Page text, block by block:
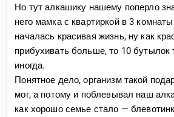
Раздражало, потому что это
«экономикиобнищания» населения –
разнообразия большинству, так еще
цену авто закладывают уже почти
и в цену топлива (60%)...фак.
Не, я конечно понимаю, что модель,
власти (основанную на реформах
10-ым началась сдуваться ,но что
Но тут алкашику нашему поперло
него мамка с квартиркой в 3
началась красивая жизнь, ну как
прибухивать больше, то 10 бутылок
иногда.
Понятное дело, организм такой
мог, а потому и поблевывал наш
как хорошо семье стало —